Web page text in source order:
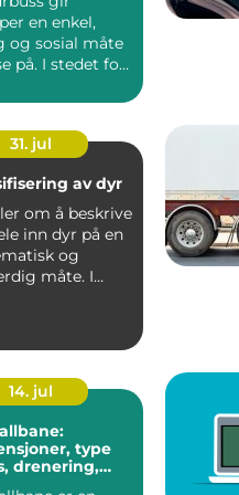
en enkel,
og sosial måte
på. I stedet for
31. jul
av dyr
om å beskrive
inn dyr på en
og
måte. I
14. jul
type
drenering,